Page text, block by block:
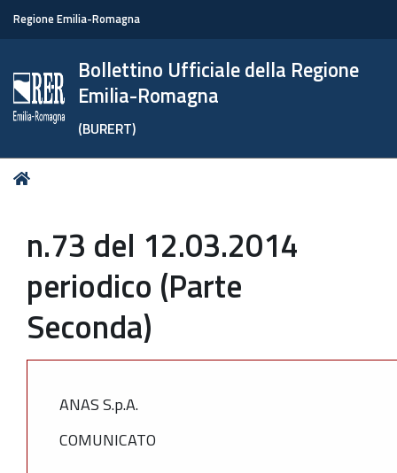
Regione Emilia-Romagna
Bollettino Ufficiale della Regione
Emilia-Romagna
(BURERT)
Tu
n.73 del 12.03.2014
periodico (Parte
Seconda)
ANAS S.p.A.
COMUNICATO